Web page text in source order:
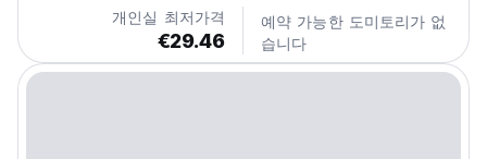
개인실 최저가격
€29.46
예약 가능한 도미토리가 없
습니다